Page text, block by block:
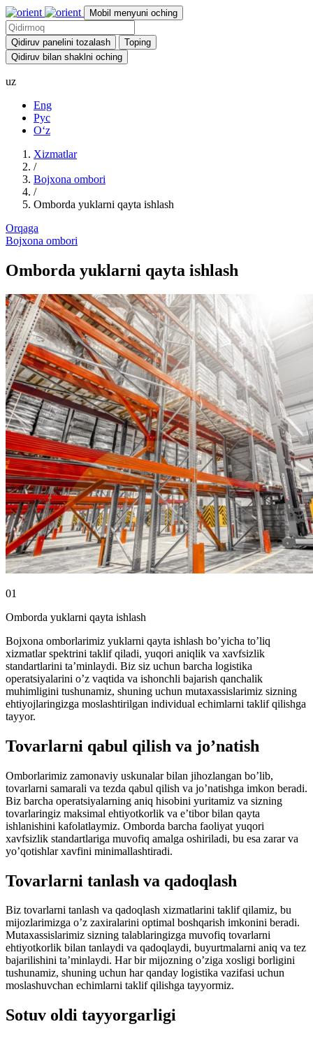
Mobil menyuni oching
Qidiruv panelini tozalash
Toping
Qidiruv bilan shaklni oching
uz
Eng
Рус
Oʻz
Xizmatlar
/
Bojxona ombori
/
Omborda yuklarni qayta ishlash
Orqaga
Bojxona ombori
Omborda yuklarni qayta ishlash
01
Omborda yuklarni qayta ishlash
Bojxona omborlarimiz yuklarni qayta ishlash bo’yicha to’liq
xizmatlar spektrini taklif qiladi, yuqori aniqlik va xavfsizlik
standartlarini ta’minlaydi. Biz siz uchun barcha logistika
operatsiyalarini o’z vaqtida va ishonchli bajarish qanchalik
muhimligini tushunamiz, shuning uchun mutaxassislarimiz sizning
ehtiyojlaringizga moslashtirilgan individual echimlarni taklif qilishga
tayyor.
Tovarlarni qabul qilish va jo’natish
Omborlarimiz zamonaviy uskunalar bilan jihozlangan bo’lib,
tovarlarni samarali va tezda qabul qilish va jo’natishga imkon beradi.
Biz barcha operatsiyalarning aniq hisobini yuritamiz va sizning
tovarlaringiz maksimal ehtiyotkorlik va e’tibor bilan qayta
ishlanishini kafolatlaymiz. Omborda barcha faoliyat yuqori
xavfsizlik standartlariga muvofiq amalga oshiriladi, bu esa zarar va
yo’qotishlar xavfini minimallashtiradi.
Tovarlarni tanlash va qadoqlash
Biz tovarlarni tanlash va qadoqlash xizmatlarini taklif qilamiz, bu
mijozlarimizga o’z zaxiralarini optimal boshqarish imkonini beradi.
Mutaxassislarimiz sizning talablaringizga muvofiq tovarlarni
ehtiyotkorlik bilan tanlaydi va qadoqlaydi, buyurtmalarni aniq va tez
bajarilishini ta’minlaydi. Har bir mijozning o’ziga xosligi borligini
tushunamiz, shuning uchun har qanday logistika vazifasi uchun
moslashuvchan echimlarni taklif qilishga tayyormiz.
Sotuv oldi tayyorgarligi